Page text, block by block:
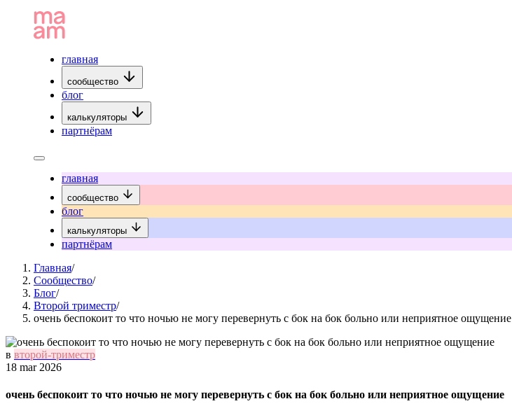
главная
сообщество
блог
калькуляторы
партнёрам
главная
сообщество
блог
калькуляторы
партнёрам
Главная/
Сообщество/
Блог/
Второй триместр/
очень беспокоит то что ночью не могу перевернуть с бок на бок больно или неприятное ощущение
в второй-триместр
18 mar 2026
очень беспокоит то что ночью не могу перевернуть с бок на бок больно или неприятное ощущение